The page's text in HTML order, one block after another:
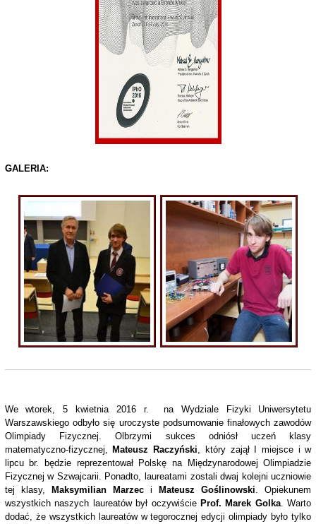
GALERIA:
We wtorek, 5 kwietnia 2016 r. na Wydziale Fizyki Uniwersytetu
Warszawskiego odbyło się uroczyste podsumowanie finałowych zawodów
Olimpiady Fizycznej. Olbrzymi sukces odniósł uczeń klasy
matematyczno-fizycznej, Mateusz Raczyński, który zajął I miejsce i w
lipcu br. będzie reprezentował Polskę na Międzynarodowej Olimpiadzie
Fizycznej w Szwajcarii. Ponadto, laureatami zostali dwaj kolejni uczniowie
tej klasy,
Maksymilian Marzeci Mateusz Goślinowski. Opiekunem
wszystkich naszych laureatów był oczywiście Prof. Marek Golka. Warto
dodać, że wszystkich laureatów w tegorocznej edycji olimpiady było tylko